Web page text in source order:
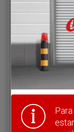
Nombre de
¿Olvidó su clave?
Haga clic aquí para